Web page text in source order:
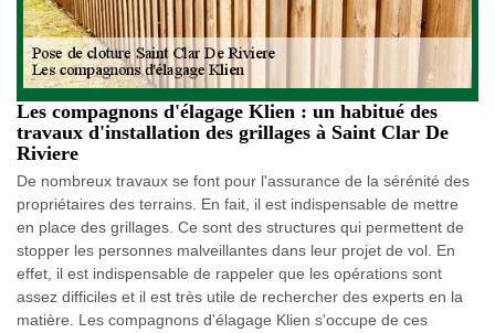
Les compagnons d'élagage Klien : un habitué des
travaux d'installation des grillages à Saint Clar De
Riviere
De nombreux travaux se font pour l'assurance de la sérénité des
propriétaires des terrains. En fait, il est indispensable de mettre
en place des grillages. Ce sont des structures qui permettent de
stopper les personnes malveillantes dans leur projet de vol. En
effet, il est indispensable de rappeler que les opérations sont
assez difficiles et il est très utile de rechercher des experts en la
matière. Les compagnons d'élagage Klien s'occupe de ces